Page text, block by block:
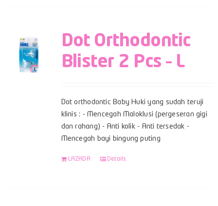
Dot Orthodontic
Blister 2 Pcs – L
Dot orthodontic Baby Huki yang sudah teruji
klinis : - Mencegah Maloklusi (pergeseran gigi
dan rahang) - Anti kolik - Anti tersedak -
Mencegah bayi bingung puting
LAZADA Details